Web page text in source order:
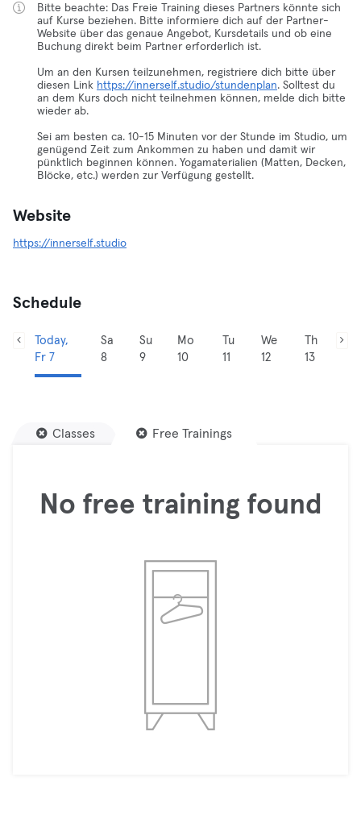
Bitte beachte: Das Freie Training dieses Partners könnte sich
auf Kurse beziehen. Bitte informiere dich auf der Partner-
Website über das genaue Angebot, Kursdetails und ob eine
Buchung direkt beim Partner erforderlich ist.
Um an den Kursen teilzunehmen, registriere dich bitte über
diesen Link https://innerself.studio/stundenplan. Solltest du
an dem Kurs doch nicht teilnehmen können, melde dich bitte
wieder ab.
Sei am besten ca. 10-15 Minuten vor der Stunde im Studio, um
genügend Zeit zum Ankommen zu haben und damit wir
pünktlich beginnen können. Yogamaterialien (Matten, Decken,
Blöcke, etc.) werden zur Verfügung gestellt.
Website
https://innerself.studio
Schedule
Today,
Fr 7
Sa
8
Su
9
Mo
10
Tu
11
We
12
Th
13
Classes Free Trainings
No free training found